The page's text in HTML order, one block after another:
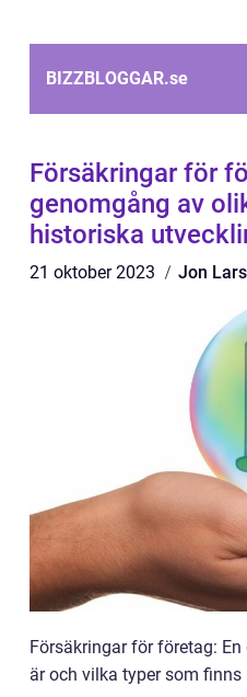
BIZZBLOGGAR.se
Försäkringar för
genomgång av
historiska
21 oktober 2023 Jon
Försäkringar för företag:
är och vilka typer som finns